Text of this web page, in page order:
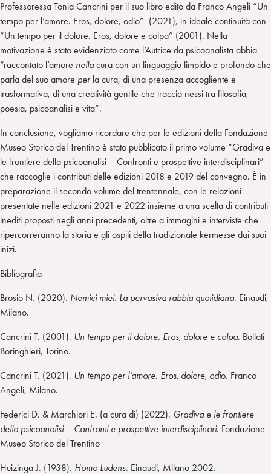
Professoressa Tonia Cancrini per il suo libro edito da Franco Angeli “Un
tempo per l’amore. Eros, dolore, odio” (2021), in ideale continuità con
“Un tempo per il dolore. Eros, dolore e colpa” (2001). Nella
motivazione è stato evidenziato come l’Autrice da psicoanalista abbia
“raccontato l’amore nellacura con un linguaggio limpido e profondo che
parla del suo amore per la cura, di una presenza accogliente e
trasformativa, di una creatività gentile che traccia nessi tra filosofia,
poesia, psicoanalisi e vita”.
In conclusione, vogliamo ricordare che per le edizioni della Fondazione
Museo Storico del Trentino è stato pubblicato il primo volume “Gradiva e
le frontiere della psicoanalisi – Confronti e prospettive interdisciplinari”
che raccoglie i contributi delle edizioni 2018 e 2019 del convegno. È in
preparazione il secondo volume del trentennale, con le relazioni
presentate nelle edizioni 2021 e 2022 insieme a una scelta di contributi
inediti proposti negli anni precedenti, oltre a immagini e interviste che
ripercorreranno la storia e gli ospiti della tradizionale kermesse dai suoi
inizi.
Bibliografia
Brosio N. (2020). Nemici miei. La pervasiva rabbia quotidiana. Einaudi,
Milano.
Cancrini T. (2001). Un tempo per il dolore. Eros, dolore e colpa. Bollati
Boringhieri, Torino.
Cancrini T. (2021). Un tempo per l’amore. Eros, dolore, odio. Franco
Angeli, Milano.
Federici D. & Marchiori E. (a cura di) (2022). Gradiva e le frontiere
della psicoanalisi – Confronti e prospettive interdisciplinari. Fondazione
Museo Storico del Trentino
Huizinga J. (1938). Homo Ludens. Einaudi, Milano 2002.